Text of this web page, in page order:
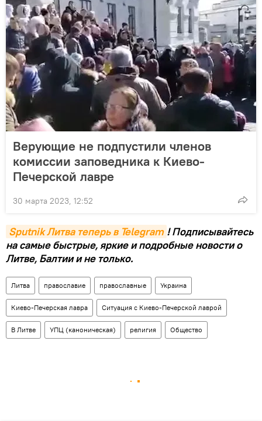
Верующие не подпустили членов
комиссии заповедника к Киево-
Печерской лавре
30 марта 2023, 12:52
Sputnik Литва теперь в Telegram ! Подписывайтесь
на самые быстрые, яркие и подробные новости о
Литве, Балтии и не только.
Литва православие православные Украина
Киево-Печерская лавра Ситуация с Киево-Печерской лаврой
В Литве УПЦ (каноническая) религия Общество